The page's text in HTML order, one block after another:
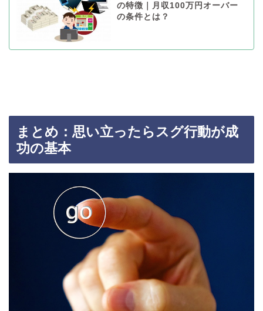
の特徴｜月収100万円オーバー
の条件とは？
まとめ：思い立ったらスグ行動が成
功の基本